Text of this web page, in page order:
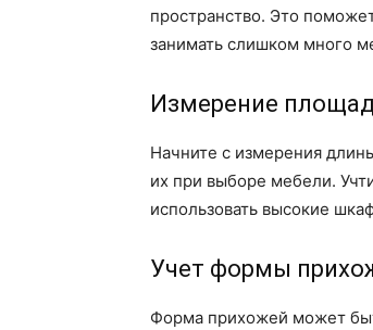
пространство. Это
занимать слишком много
Измерение
Начните с измерения
их при выборе мебели.
использовать высокие
Учет формы
Форма прихожей может